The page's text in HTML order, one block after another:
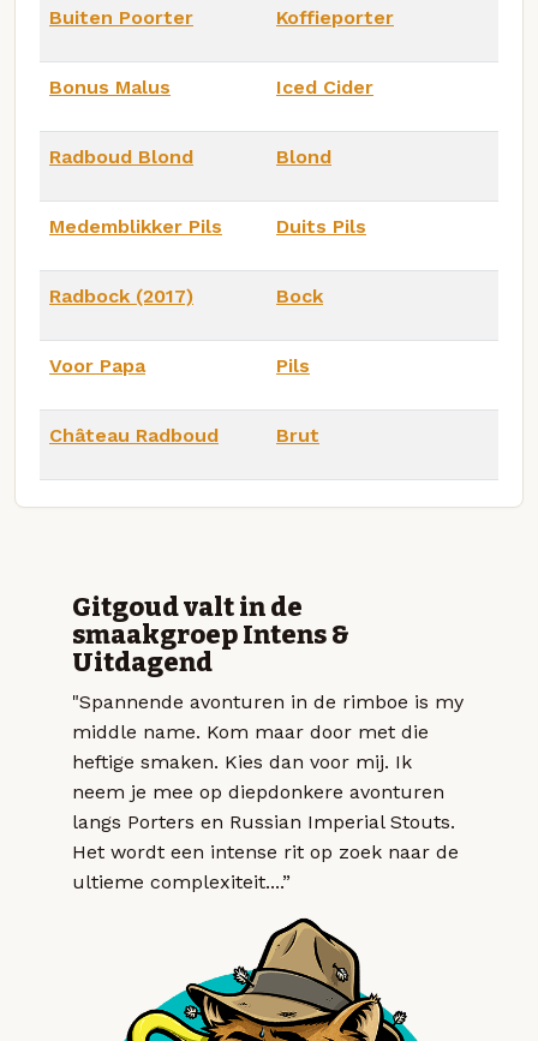
Buiten Poorter Koffieporter
Bonus Malus Iced Cider
Radboud Blond Blond
Medemblikker Pils Duits Pils
Radbock (2017) Bock
Voor Papa Pils
Château Radboud Brut
Gitgoud valt in de
smaakgroep Intens &
Uitdagend
"Spannende avonturen in de rimboe is my
middle name. Kom maar door met die
heftige smaken. Kies dan voor mij. Ik
neem je mee op diepdonkere avonturen
langs Porters en Russian Imperial Stouts.
Het wordt een intense rit op zoek naar de
ultieme complexiteit....”